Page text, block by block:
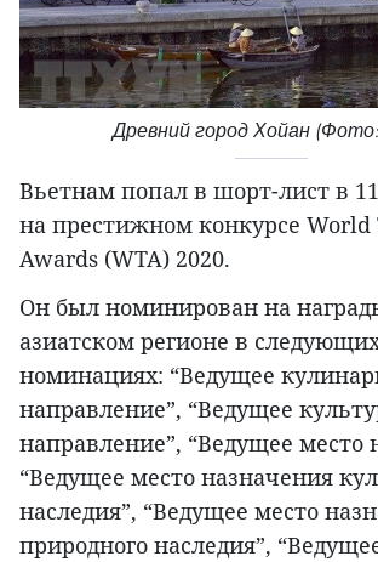
Древний город Хойан
Вьетнам попал в шорт-лист в
на престижном конкурсе World
Awards (WTA) 2020.
Он был номинирован на
азиатском регионе в
номинациях: “Ведущее
направление”, “Ведущее
направление”, “Ведущее место
“Ведущее место назначения
наследия”, “Ведущее место
природного наследия”,